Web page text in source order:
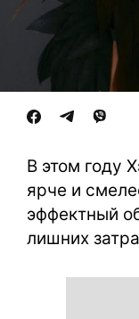
В этом году
ярче и
эффектный
лишних